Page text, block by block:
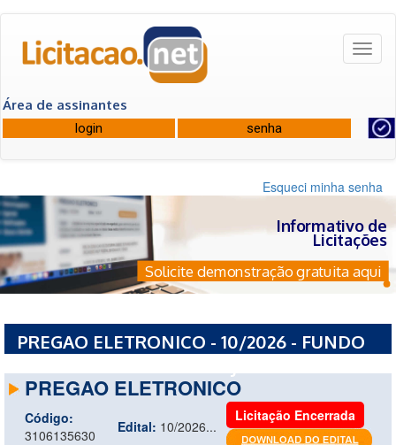
Área de assinantes
Esqueci minha senha
Informativo de
Licitações
Solicite demonstração gratuita aqui
PREGAO ELETRONICO - 10/2026 - FUNDO
PREGAO ELETRONICO
Código:
3106135630
Edital: 10/2026...
Licitação Encerrada